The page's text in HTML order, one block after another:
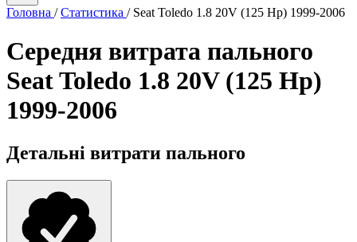
Головна / Статистика / Seat Toledo 1.8 20V (125 Hp) 1999-2006
Середня витрата пального
Seat Toledo 1.8 20V (125 Hp)
1999-2006
Детальні витрати пального